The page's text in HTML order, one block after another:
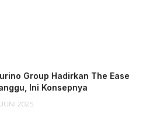
Group Hadirkan The Ease
Ini Konsepnya
2025